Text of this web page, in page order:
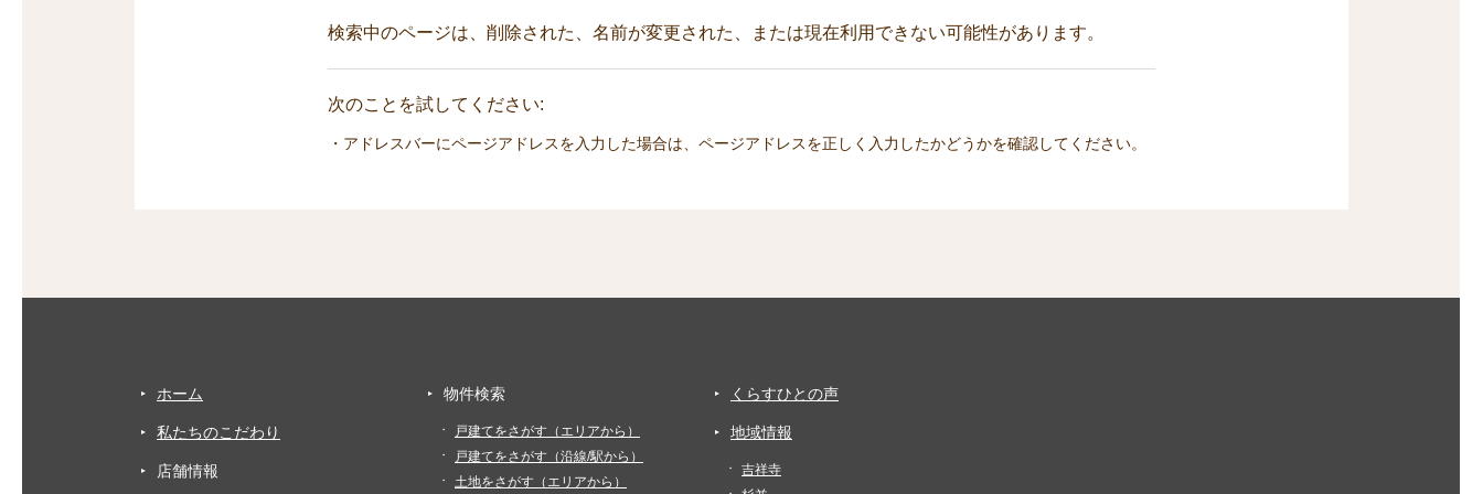
検索中のページは、削除された、名前が変更された、または現在利用できない可能性があります。
次のことを試してください:
・アドレスバーにページアドレスを入力した場合は、ページアドレスを正しく入力したかどうかを確認してください。
ホーム
私たちのこだわり
店舗情報
物件検索
戸建てをさがす（エリアから）
戸建てをさがす（沿線/駅から）
土地をさがす（エリアから）
くらすひとの声
地域情報
吉祥寺